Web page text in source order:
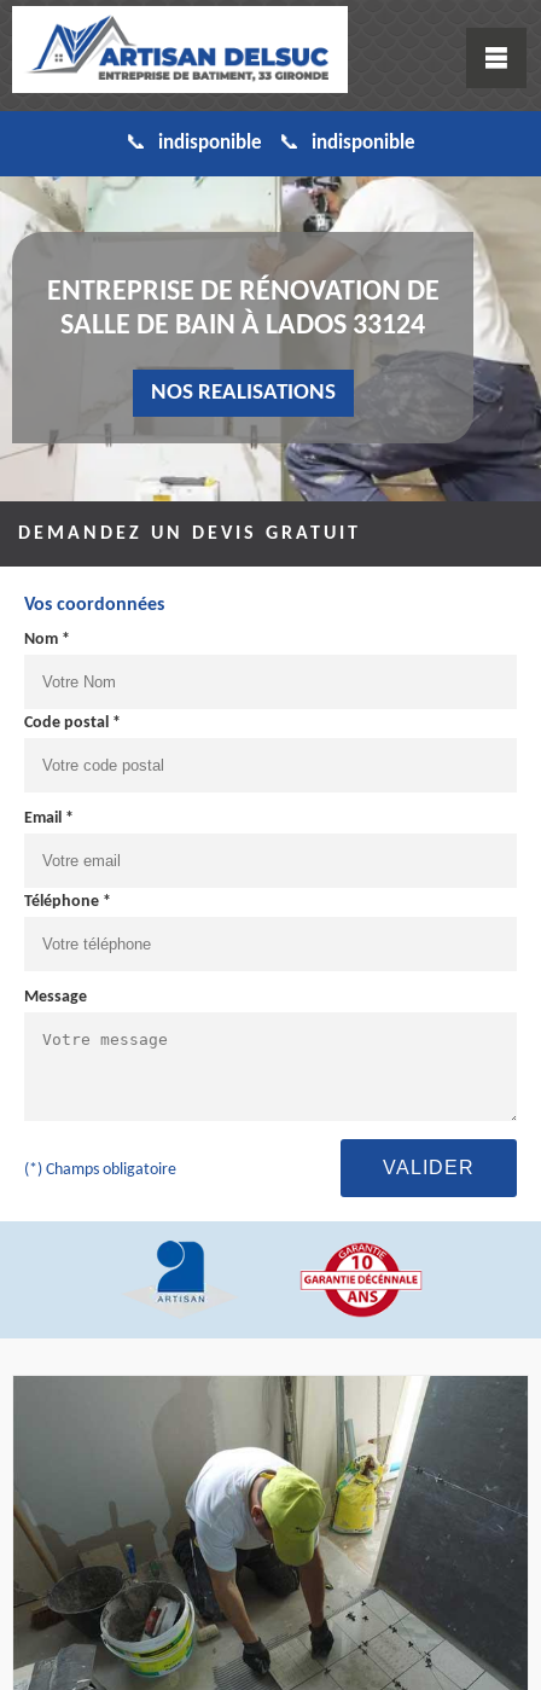
indisponible indisponible
ENTREPRISE DE RÉNOVATION DE
SALLE DE BAIN À LADOS 33124
NOS REALISATIONS
DEMANDEZ UN DEVIS GRATUIT
Vos coordonnées
Nom *
Code postal *
Email *
Téléphone *
Message
(*) Champs obligatoire